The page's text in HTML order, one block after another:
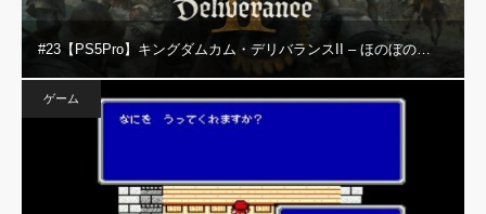
#23【PS5Pro】キングダムカム・デリバランスII – ほのぼの…
ゲーム